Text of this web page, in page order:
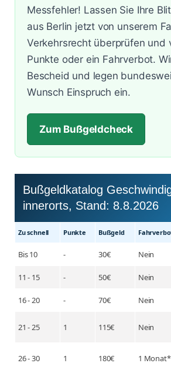
Köln - Innere Kanalstraße
Köln - Riehler Straße
Messfehler! Lassen Sie Ihre
aus Berlin jetzt von unserem
Verkehrsrecht überprüfen und
Punkte oder ein Fahrverbot.
Bescheid und legen
Wunsch Einspruch ein.
Zum Bußgeldcheck
Bußgeldkatalog
innerorts, Stand: 8.8.2026
Zu schnell Punkte Buß­geld
Bis 10 - 30€ Nein
11 - 15 - 50€ Nein
16 - 20 - 70€ Nein
21 - 25 1 115€ Nein
26 - 30 1 180€ 1 Monat*